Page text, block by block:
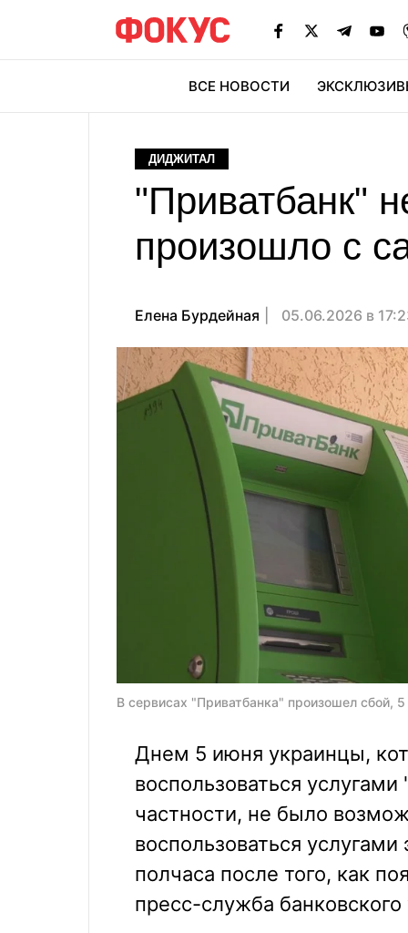
ВСЕ НОВОСТИ
ДИДЖИТАЛ
"Приватбанк"
произошло с
Елена Бурдейная 05.06.2026 в
В сервисах "Приватбанка" произошел сбой,
Днем 5 июня украинцы,
воспользоваться
частности, не было
воспользоваться
полчаса после того, как
пресс-служба